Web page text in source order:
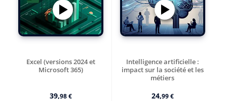
Excel (versions 2024 et
Microsoft 365)
39,98 €
Intelligence artificielle :
impact sur la société et les
métiers
l’humain ?
24,99 €